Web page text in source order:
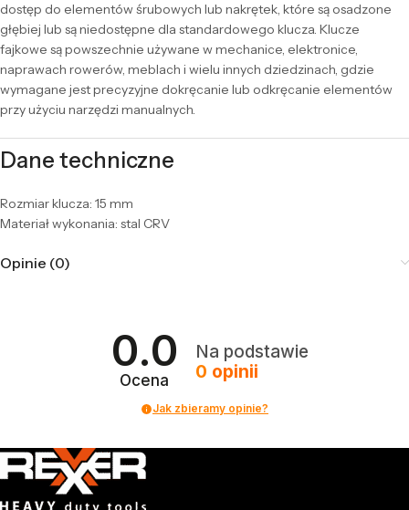
dostęp do elementów śrubowych lub nakrętek, które są osadzone
głębiej lub są niedostępne dla standardowego klucza. Klucze
fajkowe są powszechnie używane w mechanice, elektronice,
naprawach rowerów, meblach i wielu innych dziedzinach, gdzie
wymagane jest precyzyjne dokręcanie lub odkręcanie elementów
przy użyciu narzędzi manualnych.
Dane techniczne
Rozmiar klucza: 15 mm
Materiał wykonania: stal CRV
Opinie (0)
0.0
Ocena
Na podstawie
0 opinii
Jak zbieramy opinie?